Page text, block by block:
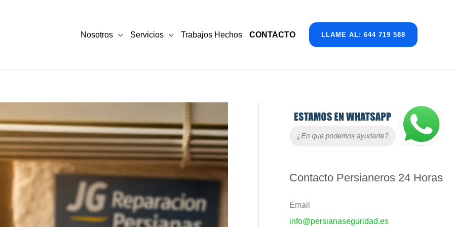
Nosotros Servicios Trabajos Hechos CONTACTO LLAME AL: 644 719 588
Contacto Persianeros 24 Horas
Email
info@persianaseguridad.es
i
o
s